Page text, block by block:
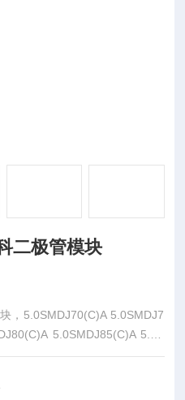
大科二极管模块
5.0SMDJ85(C)A 5.0S
在电力电子领域应用广泛。